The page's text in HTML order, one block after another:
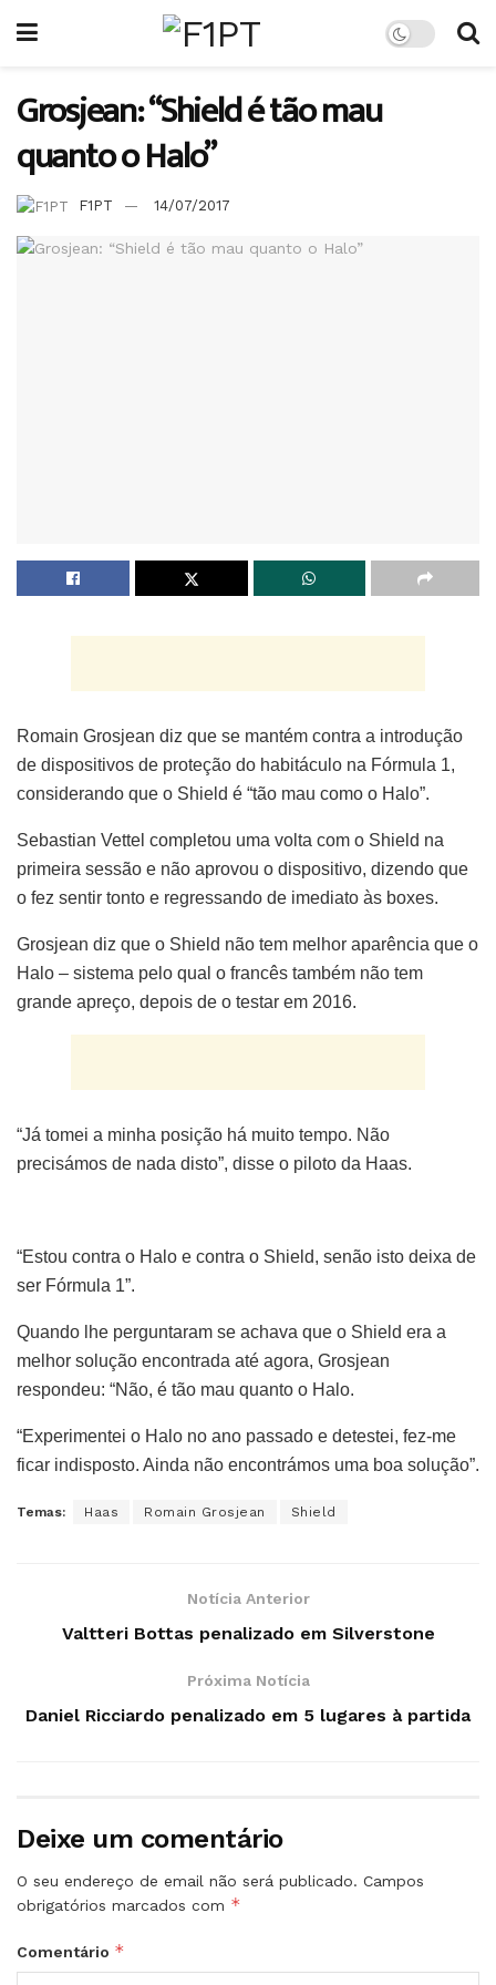
Grosjean: “Shield é tão mau
quanto o Halo”
F1PT 14/07/2017
Romain Grosjean diz que se mantém contra a introdução
de dispositivos de proteção do habitáculo na Fórmula 1,
considerando que o Shield é “tão mau como o Halo”.
Sebastian Vettel completou uma volta com o Shield na
primeira sessão e não aprovou o dispositivo, dizendo que
o fez sentir tonto e regressando de imediato às boxes.
Grosjean diz que o Shield não tem melhor aparência que o
Halo – sistema pelo qual o francês também não tem
grande apreço, depois de o testar em 2016.
“Já tomei a minha posição há muito tempo. Não
precisámos de nada disto”, disse o piloto da Haas.
“Estou contra o Halo e contra o Shield, senão isto deixa de
ser Fórmula 1”.
Quando lhe perguntaram se achava que o Shield era a
melhor solução encontrada até agora, Grosjean
respondeu: “Não, é tão mau quanto o Halo.
“Experimentei o Halo no ano passado e detestei, fez-me
ficar indisposto. Ainda não encontrámos uma boa solução”.
Temas: Haas Romain Grosjean Shield
Notícia Anterior
Valtteri Bottas penalizado em Silverstone
Próxima Notícia
Daniel Ricciardo penalizado em 5 lugares à partida
Deixe um comentário
O seu endereço de email não será publicado. Campos
obrigatórios marcados com *
Comentário *